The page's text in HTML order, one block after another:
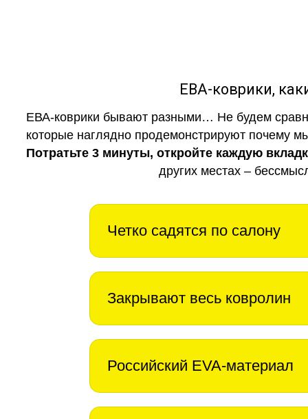
ЕВА-коврики,
ЕВА-коврики бывают разными… Не будем
которые наглядно продемонстрируют почему
Потратьте 3 минуты, откройте каждую
других местах –
Четко садятся по салону
Закрывают весь ковролин
Российский EVA-материал